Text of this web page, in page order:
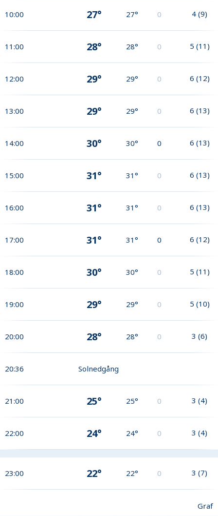
10:00 27° 27° 0 4 (9)
11:00 28° 28° 0 5 (11)
12:00 29° 29° 0 6 (12)
13:00 29° 29° 0 6 (13)
14:00 30° 30° 0 6 (13)
15:00 31° 31° 0 6 (13)
16:00 31° 31° 0 6 (13)
17:00 31° 31° 0 6 (12)
18:00 30° 30° 0 5 (11)
19:00 29° 29° 0 5 (10)
20:00 28° 28° 0 3 (6)
20:36 Solnedgång
21:00 25° 25° 0 3 (4)
22:00 24° 24° 0 3 (4)
23:00 22° 22° 0 3 (7)
Graf